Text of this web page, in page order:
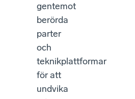
gentemot
berörda
parter
och
teknikplattformar
för att
undvika